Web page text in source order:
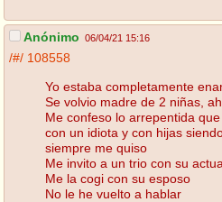
Anónimo 06/04/21 15:16
/#/ 108558
Yo estaba completamente
Se volvio madre de 2 niñas,
Me confeso lo arrepentida
con un idiota y con hijas
siempre me quiso
Me invito a un trio con su
Me la cogi con su esposo
No le he vuelto a hablar